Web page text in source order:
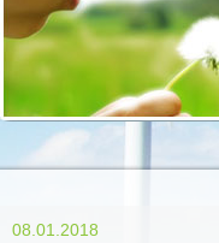
08.01.2018